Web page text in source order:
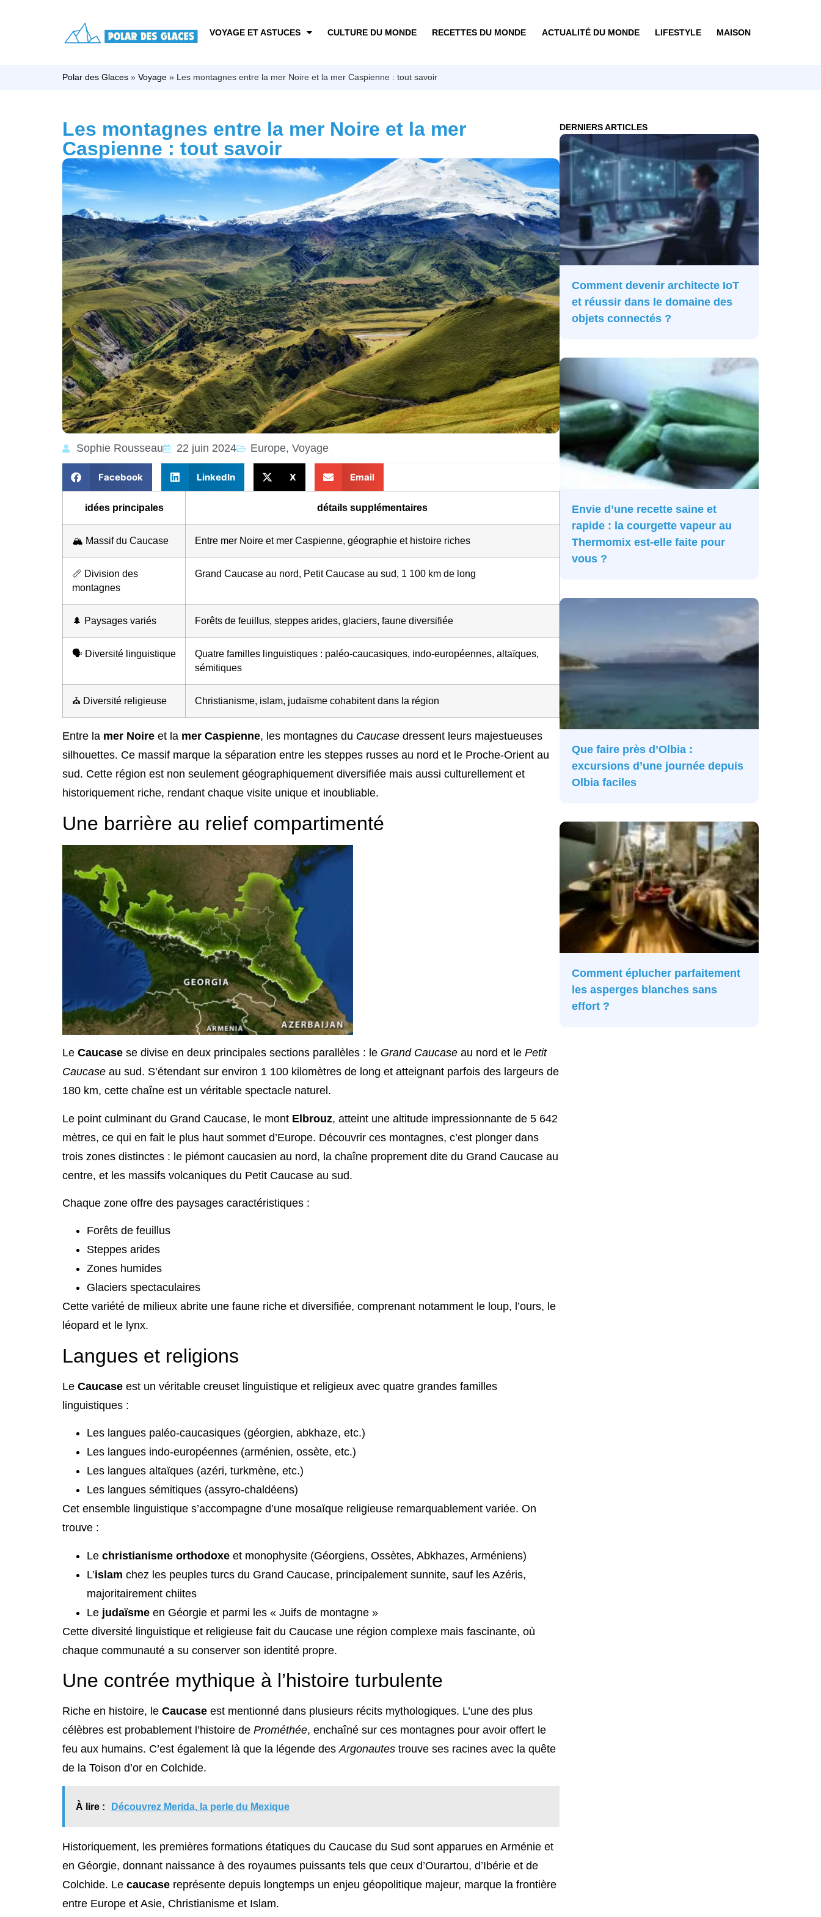
VOYAGE ET ASTUCES CULTURE DU MONDE RECETTES DU MONDE ACTUALITÉ DU MONDE LIFESTYLE MAISON
Polar des Glaces » Voyage » Les montagnes entre la mer Noire et la mer Caspienne : tout savoir
Les montagnes entre la mer Noire et la mer
Caspienne : tout savoir
Sophie Rousseau 22 juin 2024 Europe, Voyage
Facebook LinkedIn X Email
idées principales détails supplémentaires
🏔️ Massif du Caucase Entre mer Noire et mer Caspienne, géographie et histoire riches
📏 Division des
montagnes
Grand Caucase au nord, Petit Caucase au sud, 1 100 km de long
🌲 Paysages variés Forêts de feuillus, steppes arides, glaciers, faune diversifiée
🗣️ Diversité linguistique
Quatre familles linguistiques : paléo-caucasiques, indo-européennes, altaïques,
sémitiques
⛪ Diversité religieuse Christianisme, islam, judaïsme cohabitent dans la région
Entre la mer Noire et la mer Caspienne, les montagnes du Caucase dressent leurs majestueuses
silhouettes. Ce massif marque la séparation entre les steppes russes au nord et le Proche-Orient au
sud. Cette région est non seulement géographiquement diversifiée mais aussi culturellement et
historiquement riche, rendant chaque visite unique et inoubliable.
Une barrière au relief compartimenté
Le Caucase se divise en deux principales sections parallèles : le Grand Caucase au nord et le Petit
Caucase au sud. S’étendant sur environ 1 100 kilomètres de long et atteignant parfois des largeurs de
180 km, cette chaîne est un véritable spectacle naturel.
Le point culminant du Grand Caucase, le mont Elbrouz, atteint une altitude impressionnante de 5 642
mètres, ce qui en fait le plus haut sommet d’Europe. Découvrir ces montagnes, c’est plonger dans
trois zones distinctes : le piémont caucasien au nord, la chaîne proprement dite du Grand Caucase au
centre, et les massifs volcaniques du Petit Caucase au sud.
Chaque zone offre des paysages caractéristiques :
Forêts de feuillus
Steppes arides
Zones humides
Glaciers spectaculaires
Cette variété de milieux abrite une faune riche et diversifiée, comprenant notamment le loup, l’ours, le
léopard et le lynx.
Langues et religions
Le Caucase est un véritable creuset linguistique et religieux avec quatre grandes familles
linguistiques :
Les langues paléo-caucasiques (géorgien, abkhaze, etc.)
Les langues indo-européennes (arménien, ossète, etc.)
Les langues altaïques (azéri, turkmène, etc.)
Les langues sémitiques (assyro-chaldéens)
Cet ensemble linguistique s’accompagne d’une mosaïque religieuse remarquablement variée. On
trouve :
Le christianisme orthodoxe et monophysite (Géorgiens, Ossètes, Abkhazes, Arméniens)
L’islam chez les peuples turcs du Grand Caucase, principalement sunnite, sauf les Azéris,
majoritairement chiites
Le judaïsme en Géorgie et parmi les « Juifs de montagne »
Cette diversité linguistique et religieuse fait du Caucase une région complexe mais fascinante, où
chaque communauté a su conserver son identité propre.
Une contrée mythique à l’histoire turbulente
Riche en histoire, le Caucase est mentionné dans plusieurs récits mythologiques. L’une des plus
célèbres est probablement l’histoire de Prométhée, enchaîné sur ces montagnes pour avoir offert le
feu aux humains. C’est également là que la légende desArgonautes trouve ses racines avec la quête
de la Toison d’or en Colchide.
À lire : Découvrez Merida, la perle du Mexique
Historiquement, les premières formations étatiques du Caucase du Sud sont apparues en Arménie et
en Géorgie, donnant naissance à des royaumes puissants tels que ceux d’Ourartou, d’Ibérie et de
Colchide. Le caucase représente depuis longtemps un enjeu géopolitique majeur, marque la frontière
entre Europe et Asie, Christianisme et Islam.
DERNIERS ARTICLES
Comment devenir architecte IoT
et réussir dans le domaine des
objets connectés ?
Envie d’une recette saine et
rapide : la courgette vapeur au
Thermomix est-elle faite pour
vous ?
Que faire près d’Olbia :
excursions d’une journée depuis
Olbia faciles
Comment éplucher parfaitement
les asperges blanches sans
effort ?